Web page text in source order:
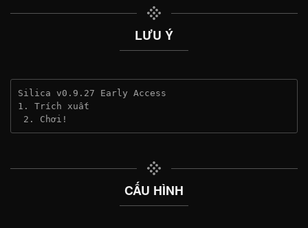
LƯU Ý
Silica v0.9.27 Early Access
1. Trích xuất
2. Chơi!
CẤU HÌNH